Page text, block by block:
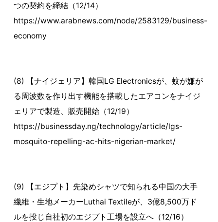
つの契約を締結（12/14）
https://www.arabnews.com/node/2583129/business-
economy
(8) 【ナイジェリア】韓国LG Electronicsが、蚊が嫌が
る周波数を作り出す機能を搭載したエアコンをナイジ
ェリアで製造、販売開始（12/19）
https://businessday.ng/technology/article/lgs-
mosquito-repelling-ac-hits-nigerian-market/
(9) 【エジプト】先染めシャツで知られる中国の大手
繊維・生地メーカーLuthai Textileが、3億8,500万ド
ルを投じ自社初のエジプト工場を設立へ（12/16）